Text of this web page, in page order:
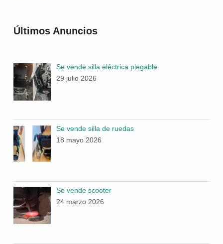
Últimos Anuncios
Se vende silla eléctrica plegable
29 julio 2026
Se vende silla de ruedas
18 mayo 2026
Se vende scooter
24 marzo 2026